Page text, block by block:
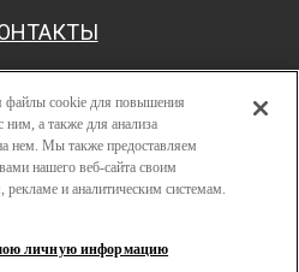
Поиск
Развитие
файлы cookie для повышения
ним, а также для анализа
нем. Мы также предоставляем
нашего веб-сайта своим
и аналитическим системам.
личную информацию